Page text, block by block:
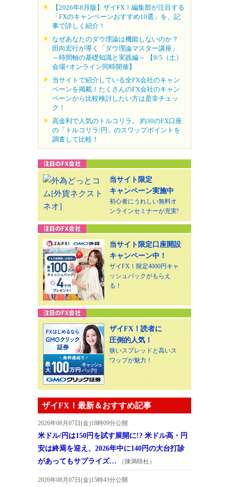
【2026年8月版】ザイFX！編集部が注目する
「FXのキャンペーンおすすめ10選」を、記
事で詳しく紹介！
なぜあなたのダウ理論は機能しないのか？
田向宏行が導く「ダウ理論マスター講座」
～時間軸の基礎知識と実践編～ 【9/5（土）
会場+オンライン同時開催】
当サイトで紹介している全FX会社のキャン
ペーンを掲載！たくさんのFX会社のキャン
ペーンから比較検討したい方は是非チェッ
ク！
高金利で人気のトルコリラ。 約30のFX口座
の「トルコリラ/円」のスワップポイントを
調査して比較！
当サイト限定
キャンペーン実施中
初心者にうれしい無料オ
ンラインセミナーが充実!
当サイト限定口座開設
キャンペーン中！
ザイFX！限定4000円キャ
ッシュバックがもらえ
る！
ザイFX！読者に
圧倒的人気！
狭いスプレッドと高いス
ワップが魅力！
ザイFX！最新＆おすすめ記事
2026年08月07日(金)18時09分公開
米ドル/円は150円を試す展開に!? 米ドル高・円
安は終焉を迎え、2026年中に140円の大台打診
があってもサプライズ…
（陳満咲杜）
2026年08月07日(金)15時43分公開